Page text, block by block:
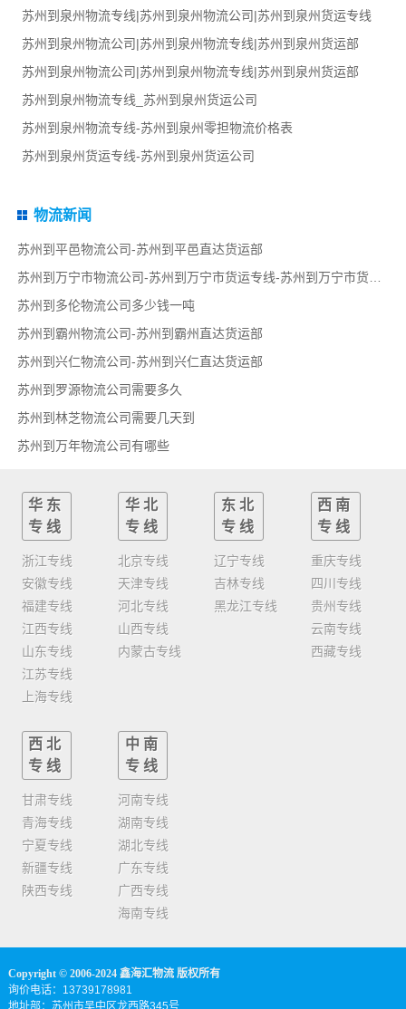
苏州到泉州物流专线|苏州到泉州物流公司|苏州到泉州货运专线
苏州到泉州物流公司|苏州到泉州物流专线|苏州到泉州货运部
苏州到泉州物流公司|苏州到泉州物流专线|苏州到泉州货运部
苏州到泉州物流专线_苏州到泉州货运公司
苏州到泉州物流专线-苏州到泉州零担物流价格表
苏州到泉州货运专线-苏州到泉州货运公司
物流新闻
苏州到平邑物流公司-苏州到平邑直达货运部
苏州到万宁市物流公司-苏州到万宁市货运专线-苏州到万宁市货运部
苏州到多伦物流公司多少钱一吨
苏州到霸州物流公司-苏州到霸州直达货运部
苏州到兴仁物流公司-苏州到兴仁直达货运部
苏州到罗源物流公司需要多久
苏州到林芝物流公司需要几天到
苏州到万年物流公司有哪些
华东
专线
浙江专线
安徽专线
福建专线
江西专线
山东专线
江苏专线
上海专线
华北
专线
北京专线
天津专线
河北专线
山西专线
内蒙古专线
东北
专线
辽宁专线
吉林专线
黑龙江专线
西南
专线
重庆专线
四川专线
贵州专线
云南专线
西藏专线
西北
专线
甘肃专线
青海专线
宁夏专线
新疆专线
陕西专线
中南
专线
河南专线
湖南专线
湖北专线
广东专线
广西专线
海南专线
Copyright © 2006-2024 鑫海汇物流 版权所有
询价电话：13739178981
地址部：苏州市吴中区龙西路345号